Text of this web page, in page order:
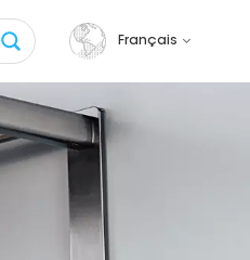
Français
English
français
русский